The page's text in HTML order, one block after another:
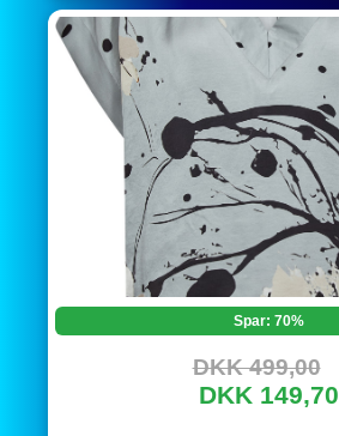
Spar: 70%
DKK 499,00
DKK 149,70